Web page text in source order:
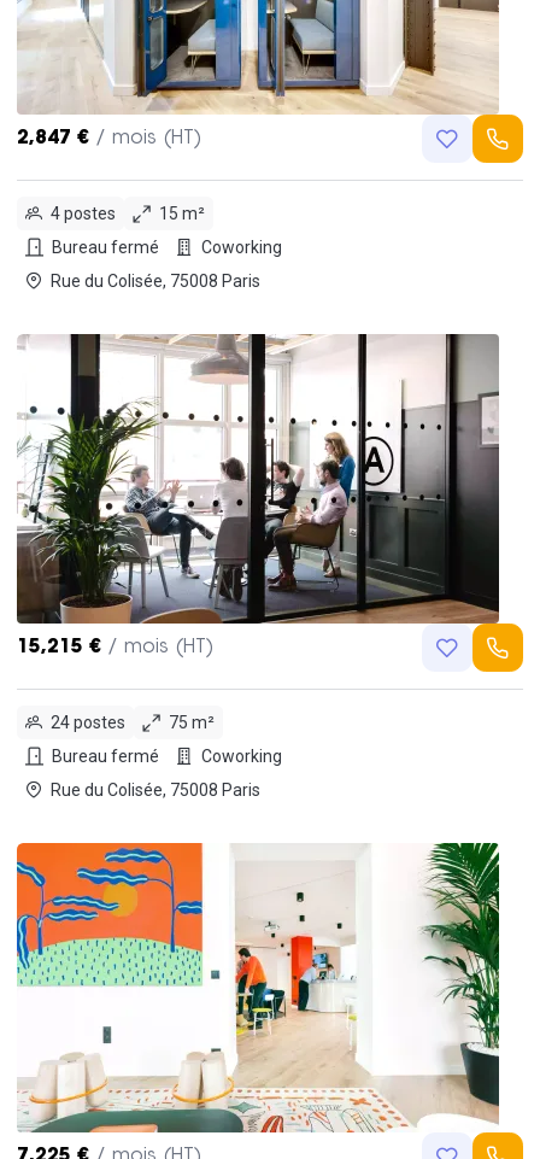
2,847 € / mois (HT)
4 postes
15 m²
Bureau fermé
Coworking
Rue du Colisée, 75008 Paris
15,215 € / mois (HT)
24 postes
75 m²
Bureau fermé
Coworking
Rue du Colisée, 75008 Paris